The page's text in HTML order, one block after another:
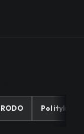
RODO Polityka